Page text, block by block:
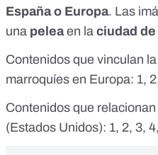
España o Europa. Las
una peleaen la ciudad
Contenidos que vinculan
marroquíes en Europa: 1, 2
Contenidos que
(Estados Unidos): 1, 2, 3, 4,